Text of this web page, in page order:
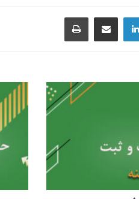
لینکدیناشتراک گذاری از طریق ایمیل چاپ